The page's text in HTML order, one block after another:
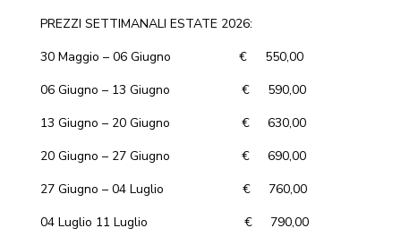
PREZZI SETTIMANALI ESTATE 2026:
30 Maggio – 06 Giugno € 550,00
06 Giugno – 13 Giugno € 590,00
13 Giugno – 20 Giugno € 630,00
20 Giugno – 27 Giugno € 690,00
27 Giugno – 04 Luglio € 760,00
04 Luglio 11 Luglio € 790,00